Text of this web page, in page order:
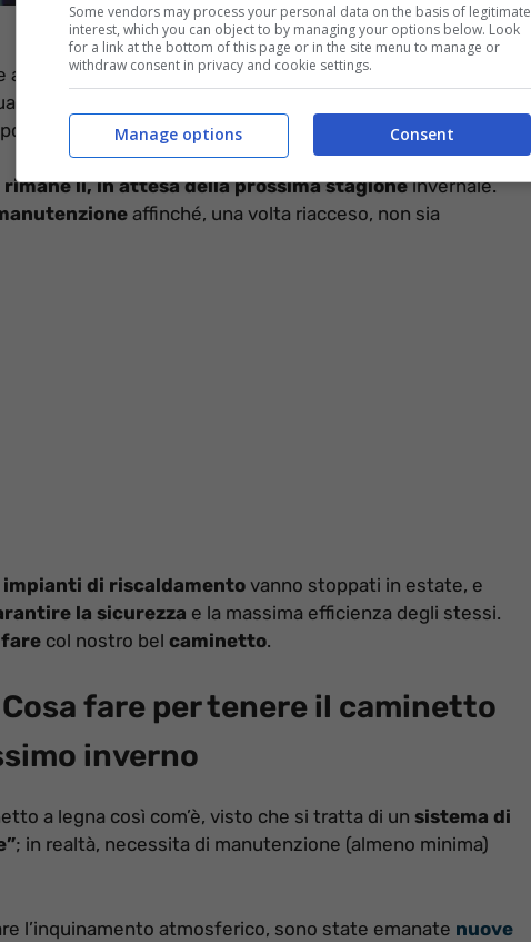
una situazione Meteo un po’ anomala, che sta
soprattutto nelle località montane, avrà ancora i
andranno “in vacanza” anche loro.
lì, in attesa della prossima stagioneinvernale.
affinché, una volta riacceso, non sia
di riscaldamento vanno stoppati in estate, e
la sicurezza e la massima efficienza degli stessi.
fare col nostro bel caminetto.
fare per tenere il caminetto
inverno
a legna così com’è, visto che si tratta di un sistema di
; in realtà, necessita di manutenzione (almeno minima)
l’inquinamento atmosferico, sono state emanate nuove
Some vendors may process your personal data on the basis of legitimate
interest, which you can object to by managing your options below. Look
for a link at the bottom of this page or in the site menu to manage or
withdraw consent in privacy and cookie settings.
Consent
Manage options